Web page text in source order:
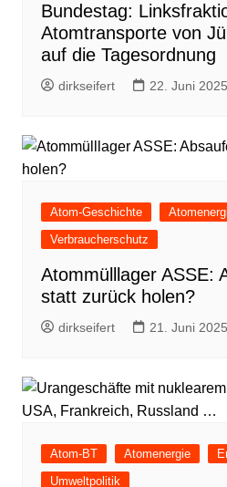
Bundestag:
Atomtransporte von
auf die Tagesordnung
dirkseifert 22. Juni 2025
Atom-Geschichte
Verbraucherschutz
Atommülllager ASSE:
statt zurück holen?
dirkseifert 21. Juni 2025
Atom-BT Atomenergie
Umweltpolitik